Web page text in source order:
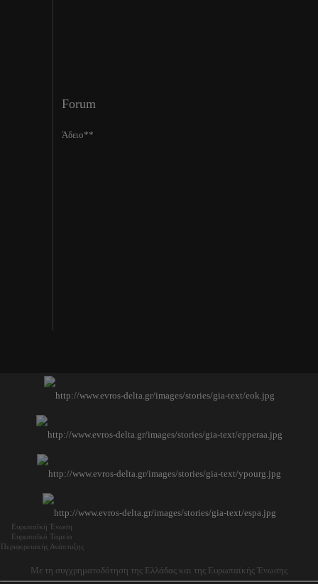
Forum
Άδειο**
Ευρωπαϊκή Ένωση
Ευρωπαϊκό Ταμείο
Περιφερειακής Ανάπτυξης
Με τη συγχρηματοδότηση της Ελλάδας και της Ευρωπαϊκής Ένωσης